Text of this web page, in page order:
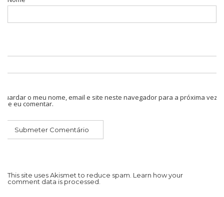
Guardar o meu nome, email e site neste navegador para a próxima vez
que eu comentar.
This site uses Akismet to reduce spam. Learn how your
comment data is processed.